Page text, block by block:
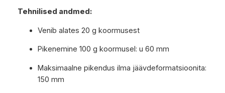
Tehnilised andmed:
Venib alates 20 g koormusest
Pikenemine 100 g koormusel: u 60 mm
Maksimaalne pikendus ilma jäävdeformatsioonita:
150 mm